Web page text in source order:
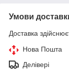
Умови
Доставка
Нова Пошта
Делівері